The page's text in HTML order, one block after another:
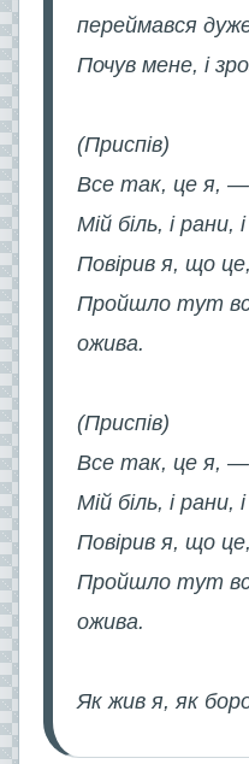
переймався
Почув мене, і
(Приспів)
Все так, це я, —
Мій біль, і рани,
Повірив я, що
Пройшло тут
ожива.
(Приспів)
Все так, це я, —
Мій біль, і рани,
Повірив я, що
Пройшло тут
ожива.